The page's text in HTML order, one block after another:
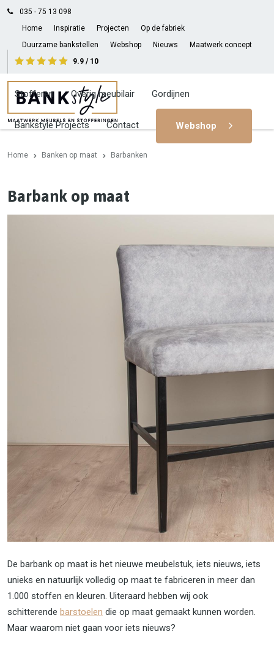
035 - 75 13 098
Home
Inspiratie Projecten
Op de fabriek
Duurzame bankstellen
Webshop Nieuws
Maatwerk concept
9.9 / 10
Banken op maat Stoelen
Stofferen Overig meubilair Gordijnen
Bankstyle Projects Contact Webshop
Home Banken op maat Barbanken
Barbank op maat
De barbank op maat is het nieuwe meubelstuk, iets nieuws, iets
unieks en natuurlijk volledig op maat te fabriceren in meer dan
1.000 stoffen en kleuren. Uiteraard hebben wij ook
schitterende barstoelen die op maat gemaakt kunnen worden.
Maar waarom niet gaan voor iets nieuws?